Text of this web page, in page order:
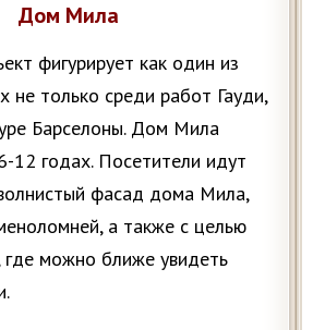
Дом Мила
фигурирует как один из
не только среди работ Гауди,
Барселоны. Дом Мила
12 годах. Посетители идут
фасад дома Мила,
а также с целью
где можно ближе увидеть